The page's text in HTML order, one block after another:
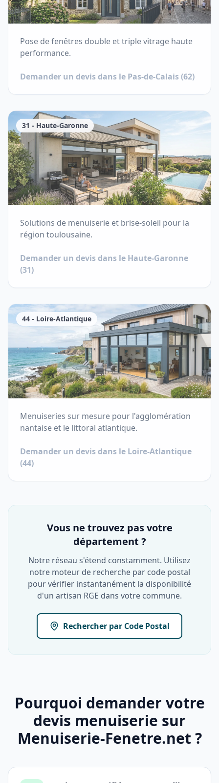
Pose de fenêtres double et triple vitrage haute
performance.
Demander un devis dans le Pas-de-Calais(62)
31 - Haute-Garonne
Solutions de menuiserie et brise-soleil pour la
région toulousaine.
Demander un devis dans le Haute-Garonne
(31)
44 - Loire-Atlantique
Menuiseries sur mesure pour l'agglomération
nantaise et le littoral atlantique.
Demander un devis dans le Loire-Atlantique
(44)
Vous ne trouvez pas votre
département ?
Notre réseau s'étend constamment. Utilisez
notre moteur de recherche par code postal
pour vérifier instantanément la disponibilité
d'un artisan RGE dans votre commune.
Rechercher par Code Postal
Pourquoi demander votre
devis menuiserie sur
Menuiserie-Fenetre.net ?